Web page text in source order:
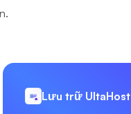
Lưu trữ UltaHost